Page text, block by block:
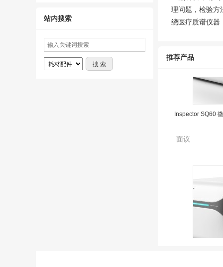
站内搜索
理问题，检验方
绕医疗质谱仪器
推荐产品